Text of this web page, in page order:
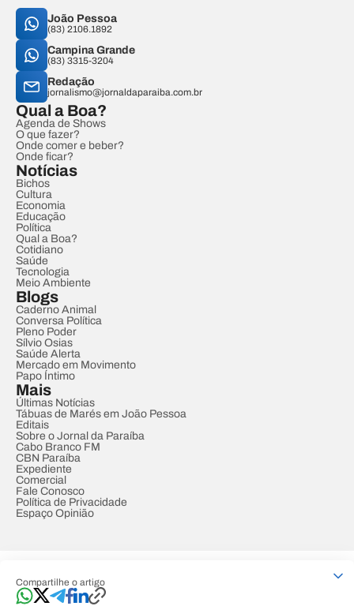
Compartilhe o artigo
João Pessoa
(83) 2106.1892
Campina Grande
(83) 3315-3204
Redação
jornalismo@jornaldaparaiba.com.br
Qual a Boa?
Agenda de Shows
O que fazer?
Onde comer e beber?
Onde ficar?
Notícias
Bichos
Cultura
Economia
Educação
Política
Qual a Boa?
Cotidiano
Saúde
Tecnologia
Meio Ambiente
Blogs
Caderno Animal
Conversa Política
Pleno Poder
Sílvio Osias
Saúde Alerta
Mercado em Movimento
Papo Íntimo
Mais
Últimas Notícias
Tábuas de Marés em João Pessoa
Editais
Sobre o Jornal da Paraíba
Cabo Branco FM
CBN Paraíba
Expediente
Comercial
Fale Conosco
Política de Privacidade
Espaço Opinião
Developed by Designed by